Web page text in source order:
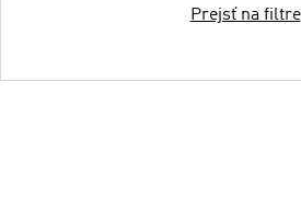
Prejsť na filtre